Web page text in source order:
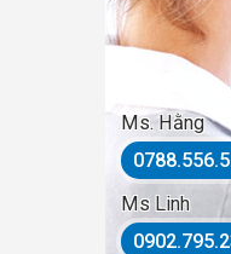
Ms. Hằng
Ms Linh